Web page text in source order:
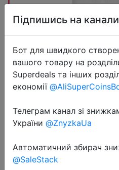
2022-11-23
30000mAh
Power Bank 3 3
Fast Charging
Підпишись на
Бот для швидкого
вашого товару на
Superdeals та інших
економії
Телеграм канал зі
України @ZnyzkaUa
Автоматичний збирач
@SaleStack